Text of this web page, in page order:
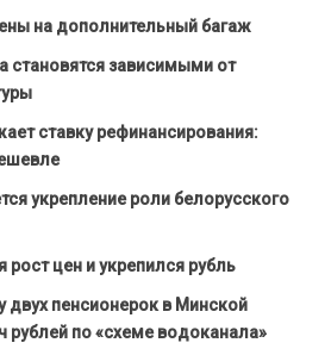
на дополнительный багаж
становятся зависимыми от
ставку рефинансирования:
укрепление роли белорусского
рост цен и укрепился рубль
пенсионерок в Минской
рублей по «схеме водоканала»